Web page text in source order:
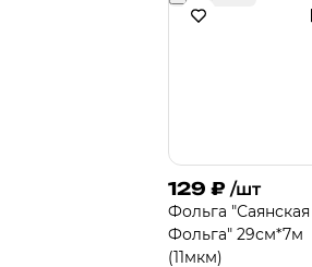
129 ₽ /шт
Фольга "Саянская
Фольга" 29см*7м
(11мкм)